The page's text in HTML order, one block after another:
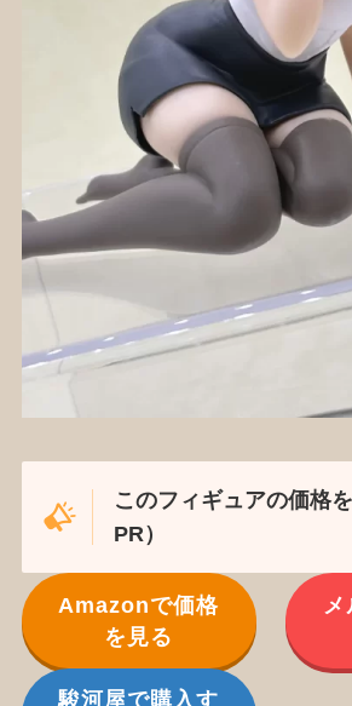
このフィギュアの価格
PR）
Amazonで価格
を見る
駿河屋で購入す